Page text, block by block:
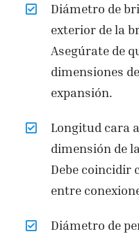
Diámetro de
exterior de la
Asegúrate de
dimensiones
expansión.
Longitud cara
dimensión de
Debe coincidir
entre
Diámetro de